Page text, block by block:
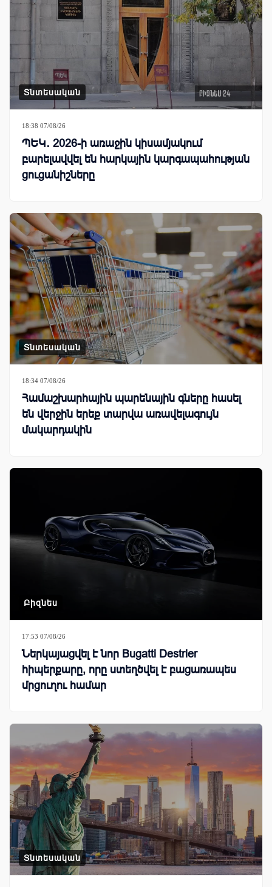
Տնտեսական
18:38 07/08/26
ՊԵԿ․ 2026-ի առաջին կիսամյակում
բարելավվել են հարկային կարգապահության
ցուցանիշները
Տնտեսական
18:34 07/08/26
Համաշխարհային պարենային գները հասել
են վերջին երեք տարվա առավելագույն
մակարդակին
Բիզնես
17:53 07/08/26
Ներկայացվել է նոր Bugatti Destrier
հիպերքարը, որը ստեղծվել է բացառապես
մրցուղու համար
Տնտեսական